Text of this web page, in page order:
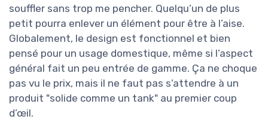
souffler sans trop me pencher. Quelqu’un de plus
petit pourra enlever un élément pour être à l’aise.
Globalement, le design est fonctionnel et bien
pensé pour un usage domestique, même si l’aspect
général fait un peu entrée de gamme. Ça ne choque
pas vu le prix, mais il ne faut pas s’attendre à un
produit "solide comme un tank" au premier coup
d’œil.